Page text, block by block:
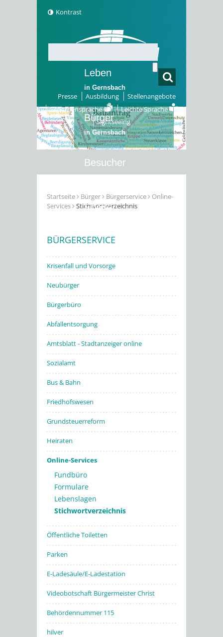
Kontrast
Presse Ausbildung
Stellenangebote
Gebärdensprache
Leichte Sprache
Sightseeing
Leben
in Gernsbach
Bürger
in Gernsbach
Besucher
Erleben
Startseite Bürger Bürgerservice
Online-
Services
Stichwortverzeichnis
BÜRGERSERVICE
Krisenfall und Vorsorge
Neubürger
Bürgerbüro
Abfallentsorgung
Amtsblatt - Stadtanzeiger online
Sozialamt
Bus & Bahn
Friedhofswesen
Grundsteuerreform
Heiraten
Online-Services
Fundbüro
Formulare
Lebenslagen
Stichwortverzeichnis
Öffentliche Toiletten
Parken
E-Ladesäule/E-Ladestation
Videobotschaft Bürgermeister Christ
Behördennummer 115
hilver